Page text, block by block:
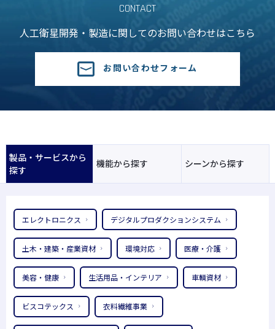
CONTACT
人工衛星開発・製造に関してのお問い合わせはこちら
お問い合わせフォーム
製品・サービスから
探す
機能から探す シーンから探す
エレクトロニクス デジタルプロダクションシステム
土木・建築・産業資材 環境対応 医療・介護
美容・健康 生活用品・インテリア 車輌資材
ビスコテックス 衣料繊維事業